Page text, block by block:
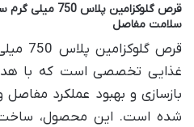
قرص گلوکزامین
سلامت مفاصل
قرص
غذایی تخصصی است که با
بازسازی و بهبود عملکرد
شده است. این محصول، ساخت